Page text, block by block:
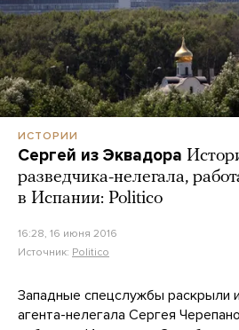
ИСТОРИИ
Сергей из Эквадора
разведчика-нелегала,
в Испании: Politico
16:28, 16 июня 2016
Источник: Politico
Западные спецслужбы раскрыли
агента-нелегала Сергея